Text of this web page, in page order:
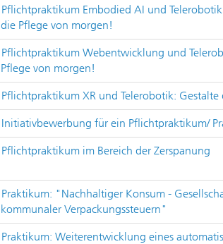
Pflichtpraktikum Embodied AI und
die Pflege von morgen!
Pflichtpraktikum Webentwicklung und
Pflege von morgen!
Pflichtpraktikum XR und Telerobotik:
Initiativbewerbung für ein Pflichtpraktikum/
Pflichtpraktikum im Bereich der Zerspanung
Praktikum: "Nachhaltiger Konsum -
kommunaler Verpackungssteuern"
Praktikum: Weiterentwicklung eines